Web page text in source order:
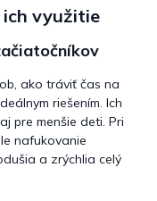
ich využitie
ako tráviť čas na
riešením. Ich
pre menšie deti. Pri
nafukovanie
a zrýchlia celý